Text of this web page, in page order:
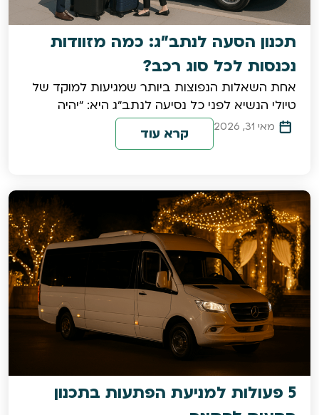
תכנון הסעה לנתב"ג: כמה מזוודות
נכנסות לכל סוג רכב?
אחת השאלות הנפוצות ביותר שמגיעות למוקד של
טיולי הנשיא לפני כל נסיעה לנתב"ג היא: "יהיה
מאי 31, 2026 קרא עוד
5 פעולות למניעת הפתעות בתכנון